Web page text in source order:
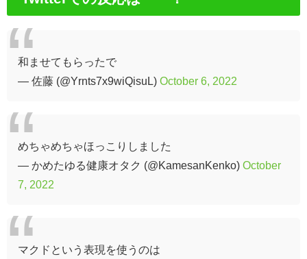
和ませてもらったで
— 佐藤 (@Yrnts7x9wiQisuL) October 6, 2022
めちゃめちゃほっこりしました
— かめたゆる健康オタク (@KamesanKenko) October
7, 2022
マクドという表現を使うのは